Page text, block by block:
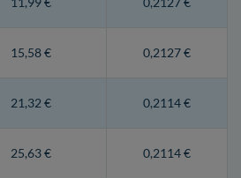
15,58 € 0,2127 €
21,32 € 0,2114 €
25,63 € 0,2114 €